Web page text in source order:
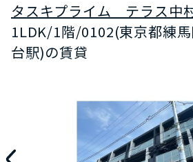
タスキプライム テラス中
1LDK/1階/0102(東京都練
台駅)の賃貸